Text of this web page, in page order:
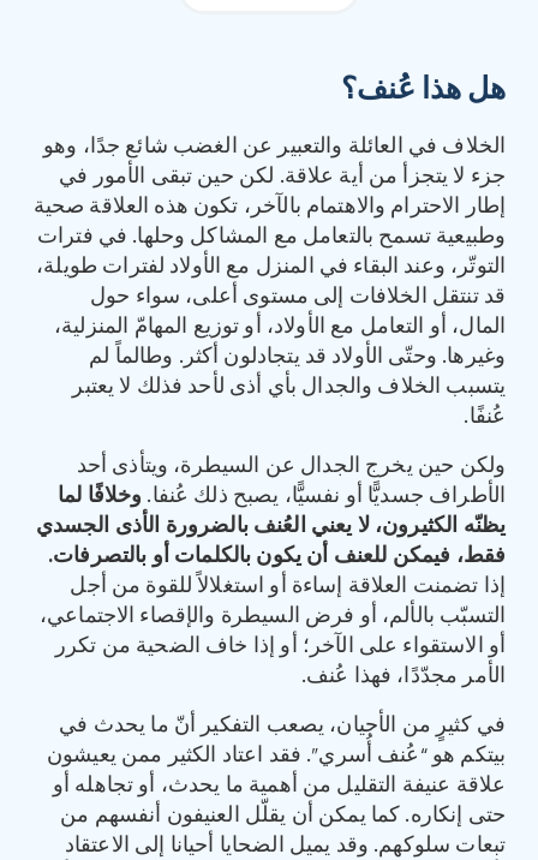
هل هذا عُنف؟
الخلاف في العائلة والتعبير عن الغضب شائع جدًا، وهو
جزء لا يتجزأ من أية علاقة. لكن حين تبقى الأمور في
إطار الاحترام والاهتمام بالآخر، تكون هذه العلاقة صحية
وطبيعية تسمح بالتعامل مع المشاكل وحلها. في فترات
التوتّر، وعند البقاء في المنزل مع الأولاد لفترات طويلة،
قد تنتقل الخلافات إلى مستوى أعلى، سواء حول
المال، أو التعامل مع الأولاد، أو توزيع المهامّ المنزلية،
وغيرها. وحتّى الأولاد قد يتجادلون أكثر. وطالماً لم
يتسبب الخلاف والجدال بأي أذى لأحد فذلك لا يعتبر
عُنفًا.
ولكن حين يخرج الجدال عن السيطرة، ويتأذى أحد
الأطراف جسديًّا أو نفسيًّا، يصبح ذلك عُنفا. وخلافًا لما
يظنّه الكثيرون، لا يعني العُنف بالضرورة الأذى الجسدي
فقط، فيمكن للعنف أن يكون بالكلمات أو بالتصرفات.
إذا تضمنت العلاقة إساءة أو استغلالاً للقوة من أجل
التسبّب بالألم، أو فرض السيطرة والإقصاء الاجتماعي،
أو الاستقواء على الآخر؛ أو إذا خاف الضحية من تكرر
الأمر مجدّدًا، فهذا عُنف.
في كثيرٍ من الأحيان، يصعب التفكير أنّ ما يحدث في
بيتكم هو “عُنف أُسري”. فقد اعتاد الكثير ممن يعيشون
علاقة عنيفة التقليل من أهمية ما يحدث، أو تجاهله أو
حتى إنكاره. كما يمكن أن يقلّل العنيفون أنفسهم من
تبعات سلوكهم. وقد يميل الضحايا أحيانا إلى الاعتقاد